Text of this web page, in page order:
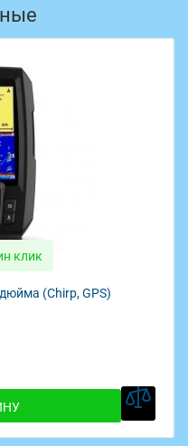
клик
(Chirp, GPS)